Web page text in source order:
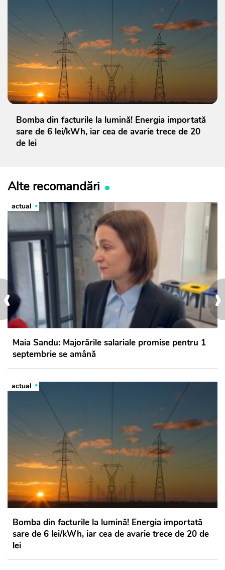
›
‹
Bomba din facturile la lumină! Energia importată
sare de 6 lei/kWh, iar cea de avarie trece de 20
de lei
Alte recomandări
actual
Maia Sandu: Majorările salariale promise pentru 1
septembrie se amână
actual
Bomba din facturile la lumină! Energia importată
sare de 6 lei/kWh, iar cea de avarie trece de 20 de
lei